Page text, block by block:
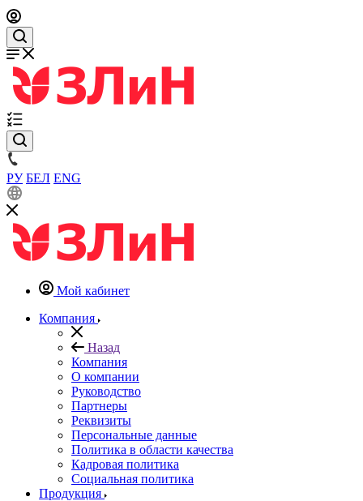
РУ БЕЛ ENG
Мой кабинет
Компания
Назад
Компания
О компании
Руководство
Партнеры
Реквизиты
Персональные данные
Политика в области качества
Кадровая политика
Социальная политика
Продукция